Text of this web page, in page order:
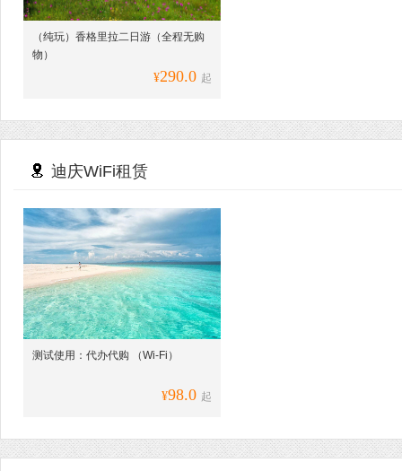
（纯玩）香格里拉二日游（全程无购
物）
¥290.0 起
迪庆WiFi租赁
测试使用：代办代购 （Wi-Fi）
¥98.0 起